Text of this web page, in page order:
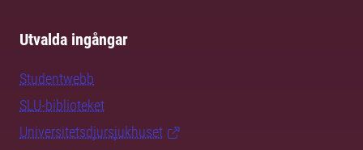
Utvalda ingångar
Studentwebb
SLU-biblioteket
Universitetsdjursjukhuset